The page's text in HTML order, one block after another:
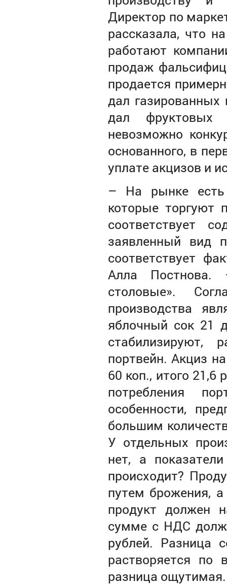
Директор по
рассказала, что
работают
продаж
продается
дал
дал фруктовых
невозможно
основанного, в
уплате акцизов и
– На рынке есть
которые торгуют
соответствует
заявленный вид
соответствует
Алла Постнова.
столовые».
производства
яблочный сок 21
стабилизируют,
портвейн. Акциз
60 коп., итого
потребления
особенности,
большим
У отдельных
нет, а
происходит?
путем брожения,
продукт должен
сумме с НДС
рублей. Разница
растворяется
разница ощутимая.